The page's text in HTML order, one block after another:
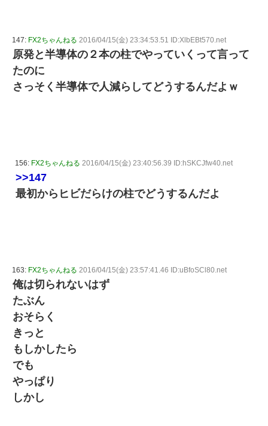
147: FX2ちゃんねる 2016/04/15(金) 23:34:53.51 ID:XlbEBt570.net
原発と半導体の２本の柱でやっていくって言って
たのに
さっそく半導体で人減らしてどうするんだよｗ
156: FX2ちゃんねる 2016/04/15(金) 23:40:56.39 ID:hSKCJfw40.net
>>147
最初からヒビだらけの柱でどうするんだよ
163: FX2ちゃんねる 2016/04/15(金) 23:57:41.46 ID:uBfoSCl80.net
俺は切られないはず
たぶん
おそらく
きっと
もしかしたら
でも
やっぱり
しかし